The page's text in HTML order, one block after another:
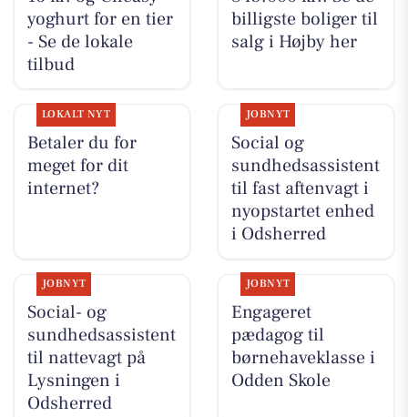
yoghurt for en tier
- Se de lokale
tilbud
billigste boliger til
salg i Højby her
LOKALT NYT
Betaler du for
meget for dit
internet?
JOBNYT
Social og
sundhedsassistent
til fast aftenvagt i
nyopstartet enhed
i Odsherred
JOBNYT
Social- og
sundhedsassistent
til nattevagt på
Lysningen i
Odsherred
JOBNYT
Engageret
pædagog til
børnehaveklasse i
Odden Skole